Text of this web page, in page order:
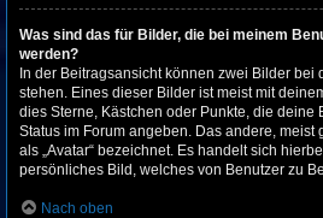
Was sind das für Bilder, die bei meinem
werden?
In der Beitragsansicht können zwei Bilder bei
stehen. Eines dieser Bilder ist meist mit
dies Sterne, Kästchen oder Punkte, die deine
Status im Forum angeben. Das andere, meist
als „Avatar“ bezeichnet. Es handelt sich
persönliches Bild, welches von Benutzer zu
Nach oben